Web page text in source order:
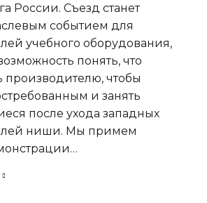
России. Съезд станет
событием для
учебного оборудования,
понять, что
производителю, чтобы
и занять
после ухода западных
ниши. Мы примем